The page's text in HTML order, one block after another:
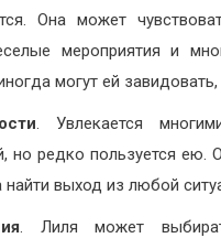
Она может
мероприятия и
могут ей
. Увлекается
но редко пользуется ею.
выход из любой
. Лиля может